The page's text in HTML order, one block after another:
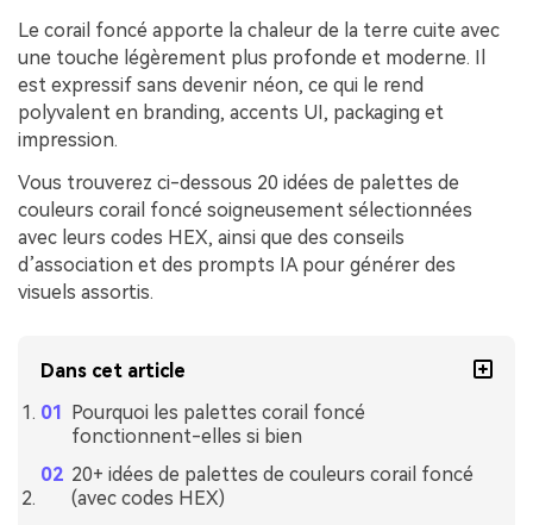
Le corail foncé apporte la chaleur de la terre cuite avec
une touche légèrement plus profonde et moderne. Il
est expressif sans devenir néon, ce qui le rend
polyvalent en branding, accents UI, packaging et
impression.
Vous trouverez ci-dessous 20 idées de palettes de
couleurs corail foncé soigneusement sélectionnées
avec leurs codes HEX, ainsi que des conseils
d’association et des prompts IA pour générer des
visuels assortis.
Dans cet article
Pourquoi les palettes corail foncé
fonctionnent-elles si bien
20+ idées de palettes de couleurs corail foncé
(avec codes HEX)